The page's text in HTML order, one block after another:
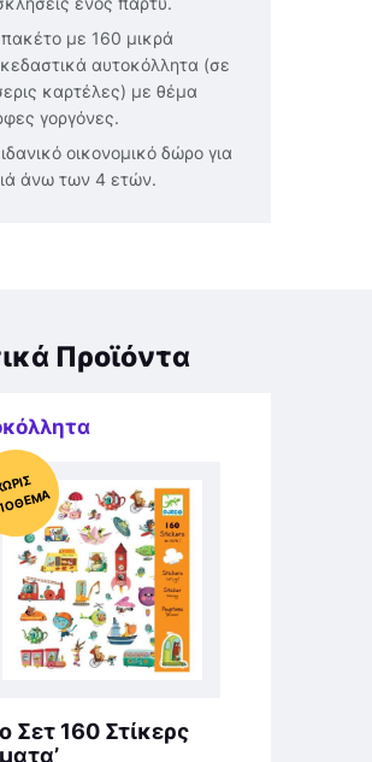
με 160 μικρά
αυτοκόλλητα (σε
καρτέλες) με θέμα
γοργόνες.
οικονομικό δώρο για
άνω των 4 ετών.
Προϊόντα
Σετ 160 Στίκερς